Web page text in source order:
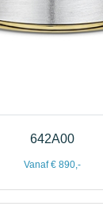
642A00
Vanaf € 890,-